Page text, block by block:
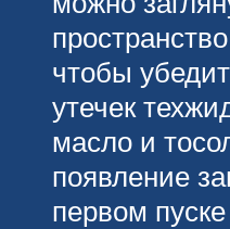
чтобы
утечек
масло и
появление
первом